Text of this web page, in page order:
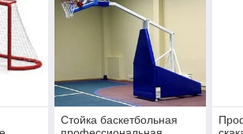
Стойка баскетбольная